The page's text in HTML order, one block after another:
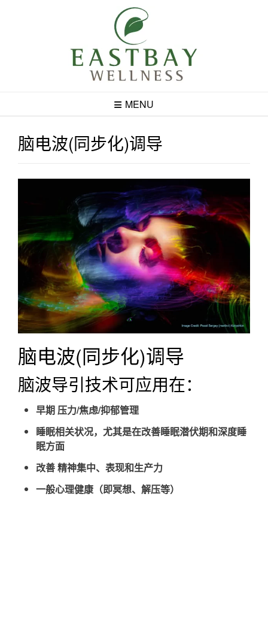
MENU
脑电波(同步化)调导
脑电波(同步化)调导
脑波导引技术可应用在：
早期 压力/焦虑/抑郁管理
睡眠相关状况，尤其是在改善睡眠潜伏期和深度睡
眠方面
改善精神集中、表现和生产力
一般心理健康（即冥想、解压等）